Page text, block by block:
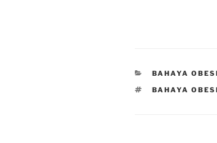
CATEGORIES
BAHAYA
TAGS
BAHAYA